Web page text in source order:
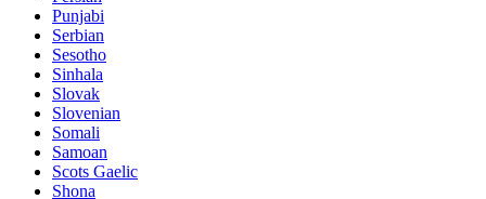
Punjabi
Serbian
Sesotho
Sinhala
Slovak
Slovenian
Somali
Samoan
Scots Gaelic
Shona